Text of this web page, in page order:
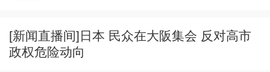
扫一扫下载 扫一扫关注 扫一扫关注
[新闻直播间]日本 民众在大阪集会 反对高市
政权危险动向